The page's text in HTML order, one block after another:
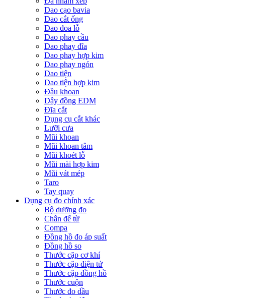
Dao cạo bavia
Dao cắt ống
Dao doa lỗ
Dao phay cầu
Dao phay đĩa
Dao phay hợp kim
Dao phay ngón
Dao tiện
Dao tiện hợp kim
Đầu khoan
Dây đồng EDM
Đĩa cắt
Dụng cụ cắt khác
Lưỡi cưa
Mũi khoan
Mũi khoan tâm
Mũi khoét lỗ
Mũi mài hợp kim
Mũi vát mép
Taro
Tay quay
Dụng cụ đo chính xác
Bộ dưỡng đo
Chân đế từ
Compa
Đồng hồ đo áp suất
Đồng hồ so
Thước cặp cơ khí
Thước cặp điện tử
Thước cặp đồng hồ
Thước cuộn
Thước đo dầu